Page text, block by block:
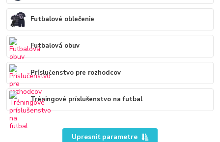
Futbalové oblečenie
Futbalová obuv
Príslučenstvo pre rozhodcov
Tréningové príslušenstvo na futbal
Upresniť parametre